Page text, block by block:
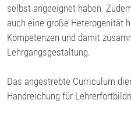
selbst angeeignet haben.
auch eine große Heterogenität
Kompetenzen und damit
Lehrgangsgestaltung.
Das angestrebte Curriculum
Handreichung für